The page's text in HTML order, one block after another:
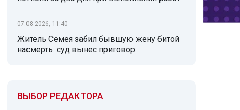
07.08.2026, 11:40
Житель Семея забил бывшую жену битой
насмерть: суд вынес приговор
ВЫБОР РЕДАКТОРА